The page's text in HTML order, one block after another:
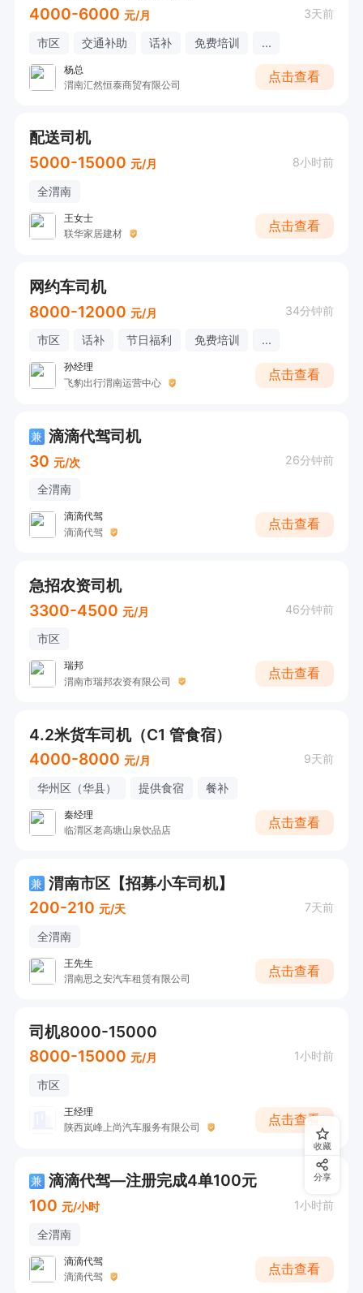
4000-6000 元/月 3天前
市区 交通补助 话补 免费培训 ...
杨总
渭南汇然恒泰商贸有限公司
点击查看
配送司机
5000-15000 元/月 8小时前
全渭南
王女士
联华家居建材
点击查看
网约车司机
8000-12000 元/月 34分钟前
市区 话补 节日福利 免费培训 ...
孙经理
飞豹出行渭南运营中心
点击查看
兼 滴滴代驾司机
30 元/次 26分钟前
全渭南
滴滴代驾
滴滴代驾
点击查看
急招农资司机
3300-4500 元/月 46分钟前
市区
瑞邦
渭南市瑞邦农资有限公司
点击查看
4.2米货车司机（C1 管食宿）
4000-8000 元/月 9天前
华州区（华县） 提供食宿 餐补
秦经理
临渭区老高塘山泉饮品店
点击查看
兼 渭南市区【招募小车司机】
200-210 元/天 7天前
全渭南
王先生
渭南思之安汽车租赁有限公司
点击查看
司机8000-15000
8000-15000 元/月 1小时前
市区
王经理
陕西岚峰上尚汽车服务有限公司
点击查看
兼 滴滴代驾—注册完成4单100元
100 元/小时 1小时前
全渭南
滴滴代驾
滴滴代驾
点击查看
收藏
分享